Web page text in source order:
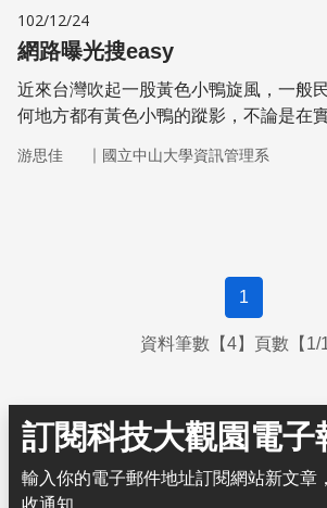
102/12/24
網路曝光搜easy
近來台灣吹起一股黃色小鴨旋風，一般
何地方都有黃色小鴨的蹤影，不論是在
「黃色小鴨」這個爆紅的關鍵字，大量
游思佳 ｜ 國立中山大學資訊管理系
1
資料筆數【4】頁數【1/1
訂閱科技大觀園電子
輸入你的電子郵件地址訂閱網站新文章
收通知。